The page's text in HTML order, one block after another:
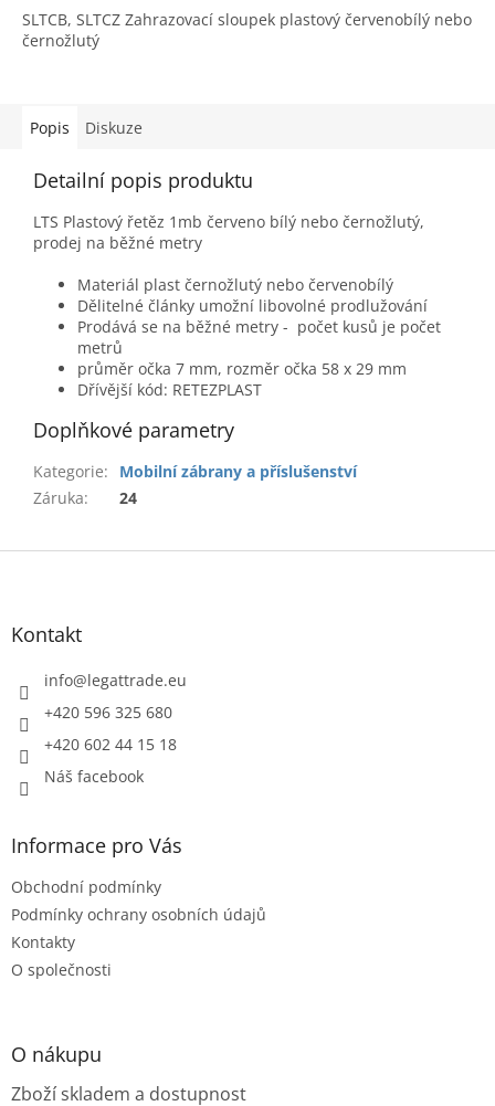
z
5
hvězdiček.
SLTCB, SLTCZ Zahrazovací sloupek plastový červenobílý nebo
černožlutý
Popis Diskuze
Detailní popis produktu
LTS Plastový řetěz 1mb červeno bílý nebo černožlutý,
prodej na běžné metry
Materiál plast černožlutý nebo červenobílý
Dělitelné články umožní libovolné prodlužování
Prodává se na běžné metry - počet kusů je počet
metrů
průměr očka 7 mm, rozměr očka 58 x 29 mm
Dřívější kód: RETEZPLAST
Doplňkové parametry
Kategorie:
Mobilní zábrany a příslušenství
Záruka: 24
Z
Kontakt
info@legattrade.eu
+420 596 325 680
+420 602 44 15 18
Náš facebook
Informace pro Vás
Obchodní podmínky
Podmínky ochrany osobních údajů
Kontakty
O společnosti
O nákupu
Zboží skladem a dostupnost